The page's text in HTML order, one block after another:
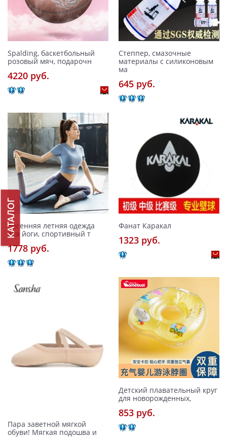
КАТАЛОГ
Spalding, баскетбольный
розовый мяч, подарочн
4220 pуб.
Степпер, смазочные
материалы с силиконовым
ма
645 pуб.
Весенняя летняя одежда
для йоги, спортивный т
1778 pуб.
Фанат Каракал
1323 pуб.
Пара заветной мягкой
обуви! Мягкая подошва и
Детский плавательный круг
для новорожденных,
853 pуб.